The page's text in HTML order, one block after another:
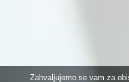
Zahvaljujemo se vam za